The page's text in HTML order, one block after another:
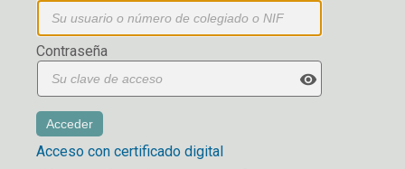
Contraseña
visibility
Acceso con certificado digital